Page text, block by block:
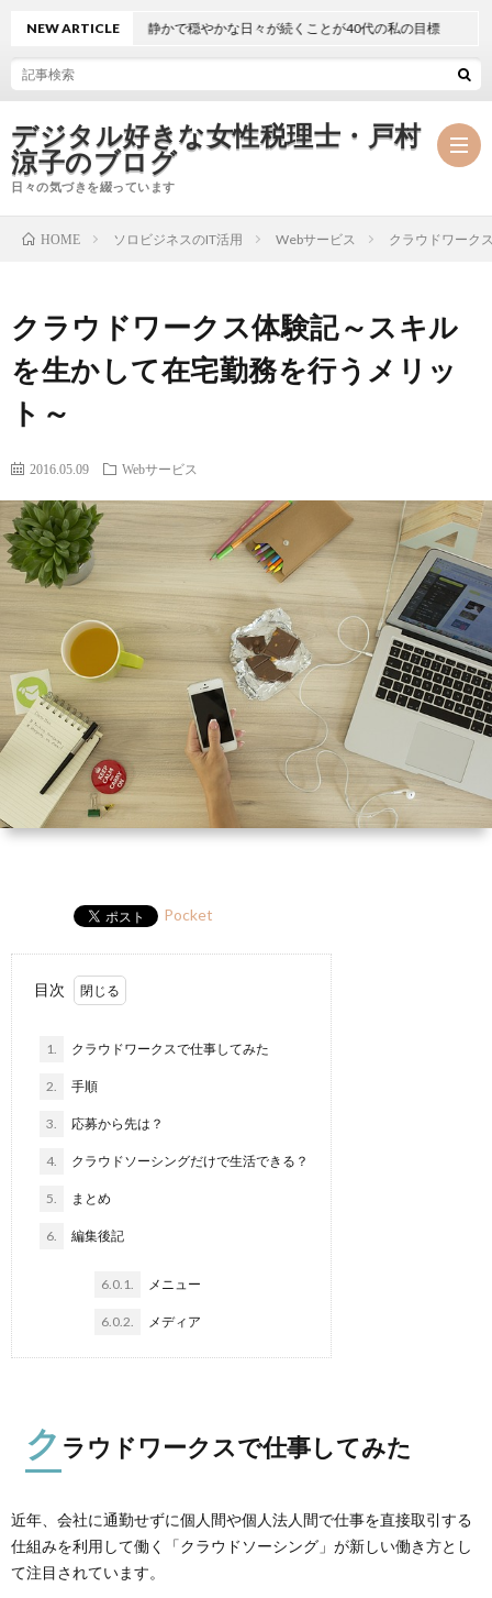
デジタル好きな女性税理士・戸村
涼子のブログ
日々の気づきを綴っています
ー
ル
HP
マ
ガ
筆
セ
ミ
ナ
ー・
講
NEW ARTICLE静かで穏やかな日々が続くことが40代の私の目標
HOME ソロビジネスのIT活用 Webサービス クラウドワーク
クラウドワークス体験記～スキル
を生かして在宅勤務を行うメリッ
ト～
2016.05.09 Webサービス
Pocket
目次
1. クラウドワークスで仕事してみた
2. 手順
3. 応募から先は？
4. クラウドソーシングだけで生活できる？
5. まとめ
6. 編集後記
6.0.1. メニュー
6.0.2. メディア
ク ラウドワークスで仕事してみた
近年、会社に通勤せずに個人間や個人法人間で仕事を直接取引する
仕組みを利用して働く「クラウドソーシング」が新しい働き方とし
て注目されています。